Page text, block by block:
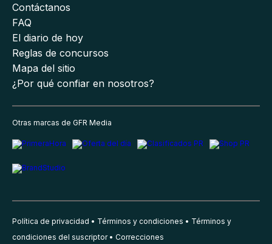
Contáctanos
FAQ
El diario de hoy
Reglas de concursos
Mapa del sitio
¿Por qué confiar en nosotros?
Otras marcas de GFR Media
Política de privacidad Términos y condiciones
Términos y
condiciones del suscriptor
Correcciones